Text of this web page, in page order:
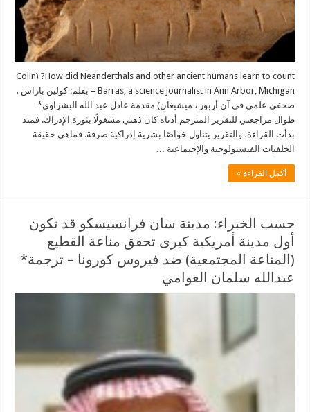
How did Neanderthals and other ancient humans learn to count? (Colin
Barras, a science journalist in Ann Arbor, Michigan – بقلم: كولين باراس ،
صحفي علمي في آن أربور ، ميشيغان) مقدمة عادل عبد الله البشراوي*
طوال مراجعتي للتقرير المترجم أدناه كان ذهني مشغولًا بثورة الإدراك. فمنذ
بدأت القراءة، والتقرير يتناول خواصًا بشرية إدراكية صرفة. فماهي حقيقة
الخلفيات الفيسيولوجية والإجتماعية …
أكمل القراءة »
حسب الخبراء: مدينة سان فرانسيسكو قد تكون
أول مدينة أمريكية كبرى تحقق مناعة القطيع
(المناعة المجتمعية) ضد فيروس كورونا – ترجمة*
عبدالله سلمان العوامي